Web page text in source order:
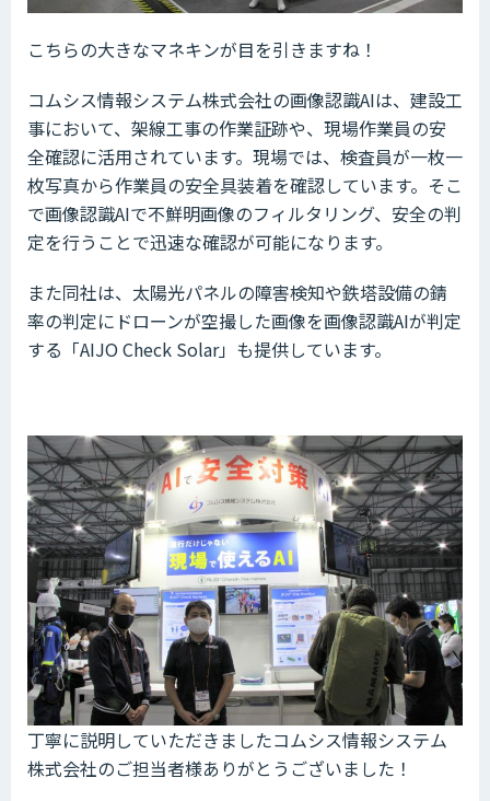
こちらの大きなマネキンが目を引きますね！
コムシス情報システム株式会社の画像認識AIは、建設工
事において、架線工事の作業証跡や、現場作業員の安
全確認に活用されています。現場では、検査員が一枚一
枚写真から作業員の安全具装着を確認しています。そこ
で画像認識AIで不鮮明画像のフィルタリング、安全の判
定を行うことで迅速な確認が可能になります。
また同社は、太陽光パネルの障害検知や鉄塔設備の錆
率の判定にドローンが空撮した画像を画像認識AIが判定
する「AIJO Check Solar」も提供しています。
丁寧に説明していただきましたコムシス情報システム
株式会社のご担当者様ありがとうございました！